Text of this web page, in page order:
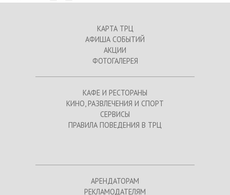
КАРТА ТРЦ
АФИША СОБЫТИЙ
АКЦИИ
ФОТОГАЛЕРЕЯ
КАФЕ И РЕСТОРАНЫ
КИНО, РАЗВЛЕЧЕНИЯ И СПОРТ
СЕРВИСЫ
ПРАВИЛА ПОВЕДЕНИЯ В ТРЦ
АРЕНДАТОРАМ
РЕКЛАМОДАТЕЛЯМ